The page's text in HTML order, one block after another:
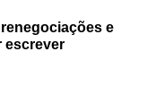
e
escrever